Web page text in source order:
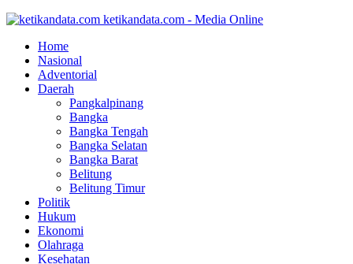
ketikandata.com - Media Online
Home
Nasional
Adventorial
Daerah
Pangkalpinang
Bangka
Bangka Tengah
Bangka Selatan
Bangka Barat
Belitung
Belitung Timur
Politik
Hukum
Ekonomi
Olahraga
Kesehatan